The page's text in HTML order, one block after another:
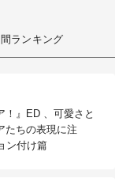
間ランキング
！』ED 、可愛さと
たちの表現に注
ン付け篇